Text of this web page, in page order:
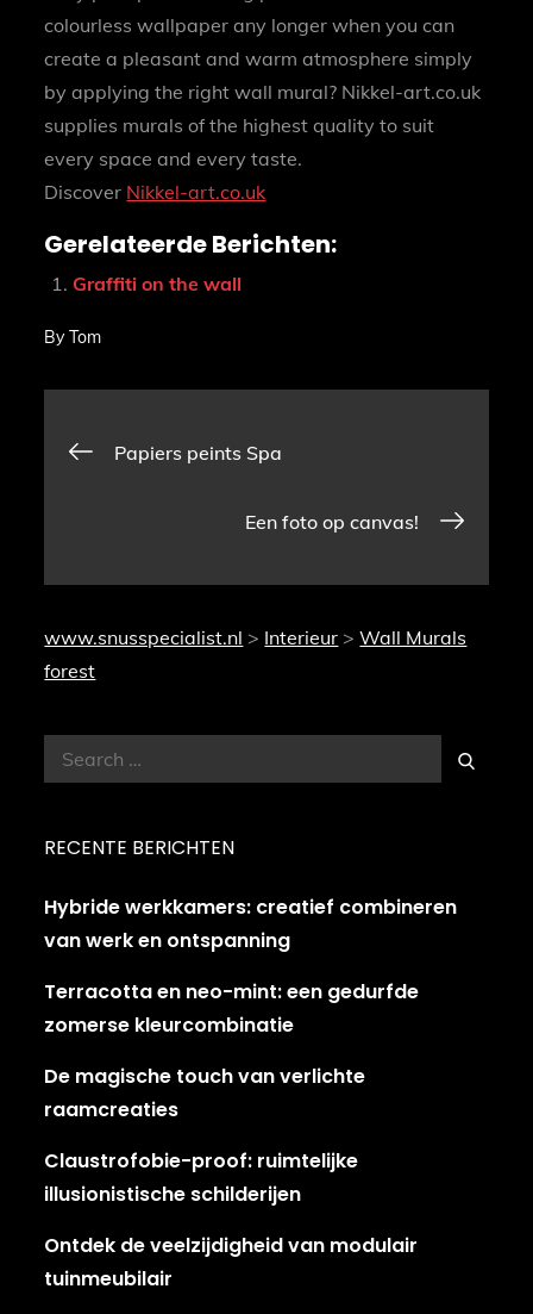
colourless wallpaper any longer when you can
create a pleasant and warm atmosphere simply
by applying the right wall mural? Nikkel-art.co.uk
supplies murals of the highest quality to suit
every space and every taste.
Discover Nikkel-art.co.uk
Gerelateerde Berichten:
Graffiti on the wall
ByTom
Bericht
navigatie
Papiers peints Spa
Een foto op canvas!
www.snusspecialist.nl > Interieur >Wall Murals
forest
Search
for:
Search
RECENTE BERICHTEN
Hybride werkkamers: creatief combineren
van werk en ontspanning
Terracotta en neo-mint: een gedurfde
zomerse kleurcombinatie
De magische touch van verlichte
raamcreaties
Claustrofobie-proof: ruimtelijke
illusionistische schilderijen
Ontdek de veelzijdigheid van modulair
tuinmeubilair